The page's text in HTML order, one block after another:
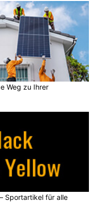
Weg zu Ihrer
Sportartikel für alle